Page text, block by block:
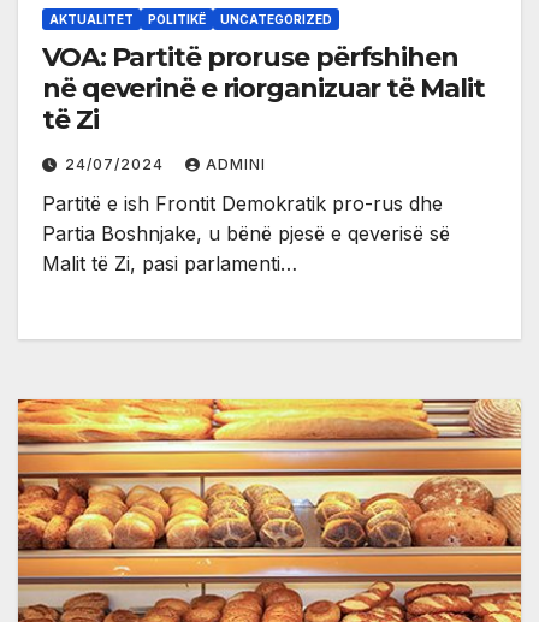
AKTUALITET POLITIKË UNCATEGORIZED
VOA: Partitë proruse përfshihen
në qeverinë e riorganizuar të Malit
të Zi
24/07/2024 ADMINI
Partitë e ish Frontit Demokratik pro-rus dhe
Partia Boshnjake, u bënë pjesë e qeverisë së
Malit të Zi, pasi parlamenti…